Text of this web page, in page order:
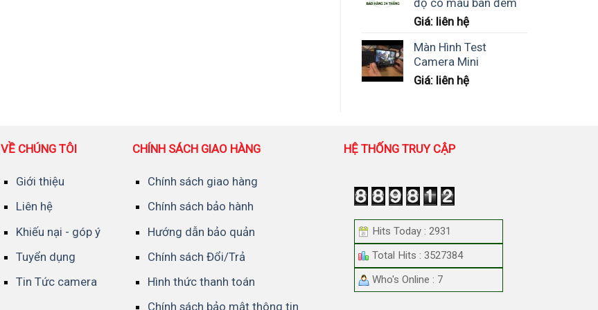
Giá: liên hệ
Màn Hình Test
Camera Mini
Giá: liên hệ
VỀ CHÚNG TÔI
Giới thiệu
Liên hệ
Khiếu nại - góp ý
Tuyển dụng
Tin Tức camera
CHÍNH SÁCH GIAO HÀNG
Chính sách giao hàng
Chính sách bảo hành
Hướng dẫn bảo quản
Chính sách Đổi/Trả
Hình thức thanh toán
Chính sách bảo mật thông tin
HỆ THỐNG TRUY CẬP
Hits Today : 2931
Total Hits : 3527384
Who's Online : 7